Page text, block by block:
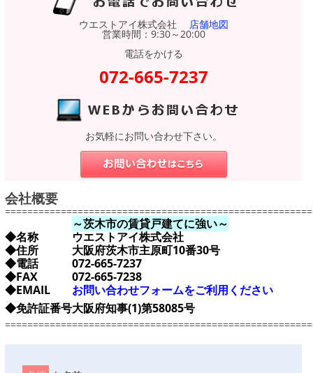
ウエストアイ株式会社 店舗地図
営業時間：9:30～20:00
電話をかける
072-665-7237
お気軽にお問い合わせ下さい。
会社概要
～茨木市の賃貸戸建てに強い～
◆名称
ウエストアイ株式会社
◆住所
大阪府茨木市主原町10番30号
◆電話
072-665-7237
◆FAX
072-665-7238
◆EMAIL
お問い合わせフォームをご利用ください
◆免許証番号大阪府知事(1)第58085号